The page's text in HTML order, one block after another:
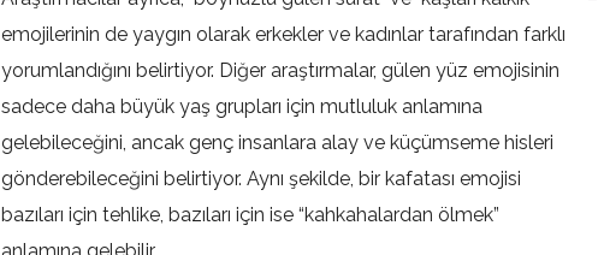
emojilerinin de yaygın olarak erkekler ve kadınlar tarafından farklı
yorumlandığını belirtiyor. Diğer araştırmalar, gülen yüz emojisinin
sadece daha büyük yaş grupları için mutluluk anlamına
gelebileceğini, ancak genç insanlara alay ve küçümseme hisleri
gönderebileceğini belirtiyor. Aynı şekilde, bir kafatası emojisi
bazıları için tehlike, bazıları için ise “kahkahalardan ölmek”